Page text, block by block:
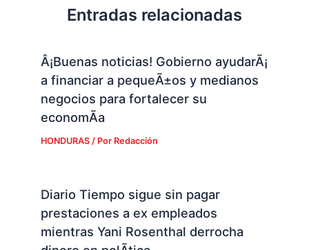
Entradas relacionadas
Â¡Buenas noticias! Gobierno ayudarÃ¡
a financiar a pequeÃ±os y medianos
negocios para fortalecer su
economÃ­a
HONDURAS/ Por Redacción
Diario Tiempo sigue sin pagar
prestaciones a ex empleados
mientras Yani Rosenthal derrocha